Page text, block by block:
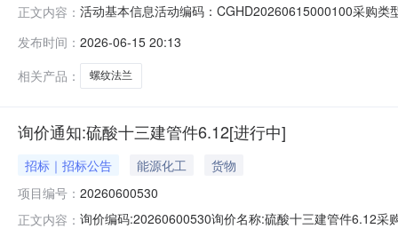
正文内容： 活动基本信息活动编码：CGHD20260615000100采购
应商生产地类型：联系方式项目联系人：王敏
发布时间： 2026-06-15 20:13
相关产品：
螺纹法兰
询价通知:硫酸十三建管件6.12[进行中]
招标｜招标公告 能源化工
货物
项目编号： 20260600530
正文内容： 询价编码:20260600530询价名称:硫酸十三建管件6.12